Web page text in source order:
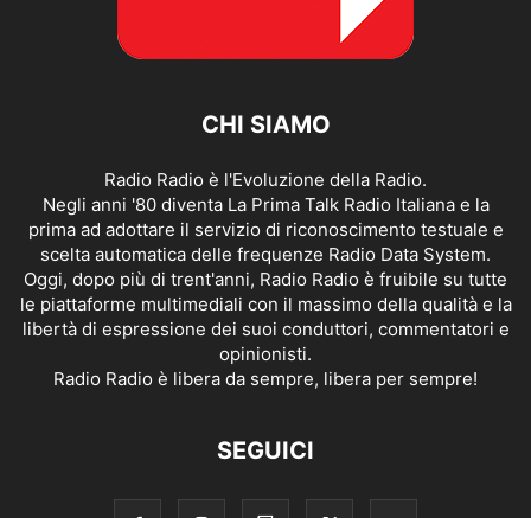
CHI SIAMO
Radio Radio è l'Evoluzione della Radio.
Negli anni '80 diventa La Prima Talk Radio Italiana e la
prima ad adottare il servizio di riconoscimento testuale e
scelta automatica delle frequenze Radio Data System.
Oggi, dopo più di trent'anni, Radio Radio è fruibile su tutte
le piattaforme multimediali con il massimo della qualità e la
libertà di espressione dei suoi conduttori, commentatori e
opinionisti.
Radio Radio è libera da sempre, libera per sempre!
SEGUICI